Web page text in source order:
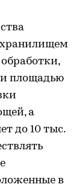
площадью
а
до 10 тыс.
в